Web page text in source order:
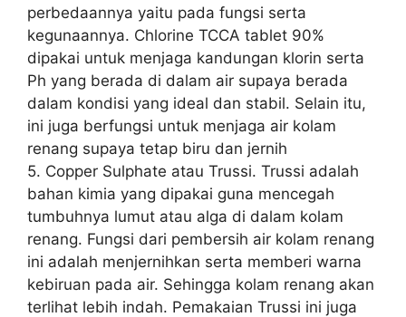
perbedaannya yaitu pada fungsi serta
kegunaannya. Chlorine TCCA tablet 90%
dipakai untuk menjaga kandungan klorin serta
Ph yang berada di dalam air supaya berada
dalam kondisi yang ideal dan stabil. Selain itu,
ini juga berfungsi untuk menjaga air kolam
renang supaya tetap biru dan jernih
5. Copper Sulphate atau Trussi. Trussi adalah
bahan kimia yang dipakai guna mencegah
tumbuhnya lumut atau alga di dalam kolam
renang. Fungsi dari pembersih air kolam renang
ini adalah menjernihkan serta memberi warna
kebiruan pada air. Sehingga kolam renang akan
terlihat lebih indah. Pemakaian Trussi ini juga